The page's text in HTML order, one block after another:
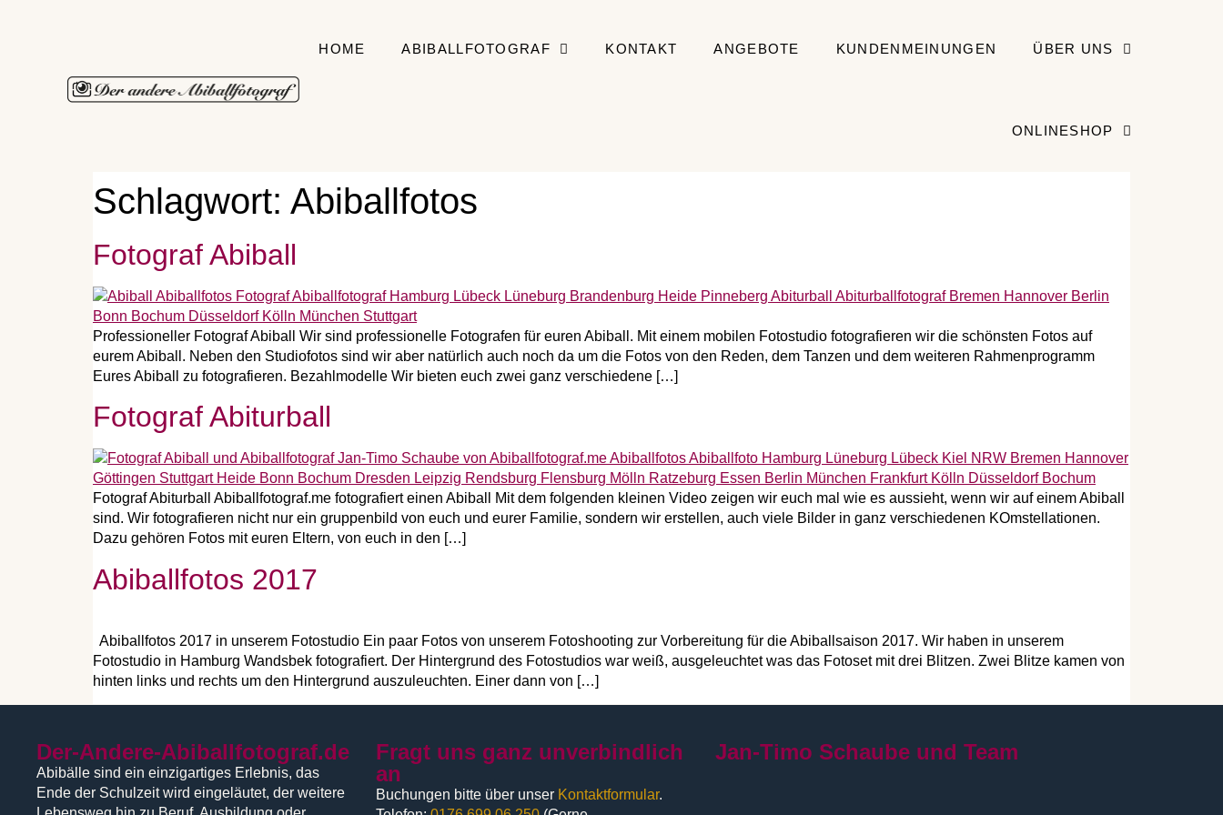
HOME ABIBALLFOTOGRAF KONTAKT ANGEBOTE KUNDENMEINUNGEN ÜBER UNS
ONLINESHOP
Schlagwort: Abiballfotos
Fotograf Abiball
Professioneller Fotograf Abiball Wir sind professionelle Fotografen für euren Abiball. Mit einem mobilen Fotostudio fotografieren wir die schönsten Fotos auf
eurem Abiball. Neben den Studiofotos sind wir aber natürlich auch noch da um die Fotos von den Reden, dem Tanzen und dem weiteren Rahmenprogramm
Eures Abiball zu fotografieren. Bezahlmodelle Wir bieten euch zwei ganz verschiedene […]
Fotograf Abiturball
Fotograf Abiturball Abiballfotograf.me fotografiert einen Abiball Mit dem folgenden kleinen Video zeigen wir euch mal wie es aussieht, wenn wir auf einem Abiball
sind. Wir fotografieren nicht nur ein gruppenbild von euch und eurer Familie, sondern wir erstellen, auch viele Bilder in ganz verschiedenen KOmstellationen.
Dazu gehören Fotos mit euren Eltern, von euch in den […]
Abiballfotos 2017
Abiballfotos 2017 in unserem Fotostudio Ein paar Fotos von unserem Fotoshooting zur Vorbereitung für die Abiballsaison 2017. Wir haben in unserem
Fotostudio in Hamburg Wandsbek fotografiert. Der Hintergrund des Fotostudios war weiß, ausgeleuchtet was das Fotoset mit drei Blitzen. Zwei Blitze kamen von
hinten links und rechts um den Hintergrund auszuleuchten. Einer dann von […]
Der-Andere-Abiballfotograf.de
Abibälle sind ein einzigartiges Erlebnis, das
Ende der Schulzeit wird eingeläutet, der weitere
Fragt uns ganz unverbindlich
an
Buchungen bitte über unser Kontaktformular.
Jan-Timo Schaube und Team